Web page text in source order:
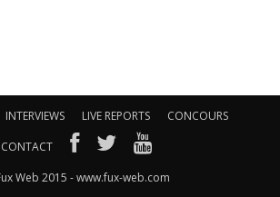
INTERVIEWS LIVE REPORTS
CONCOURS
CONTACT
Web 2015 - www.fux-web.com